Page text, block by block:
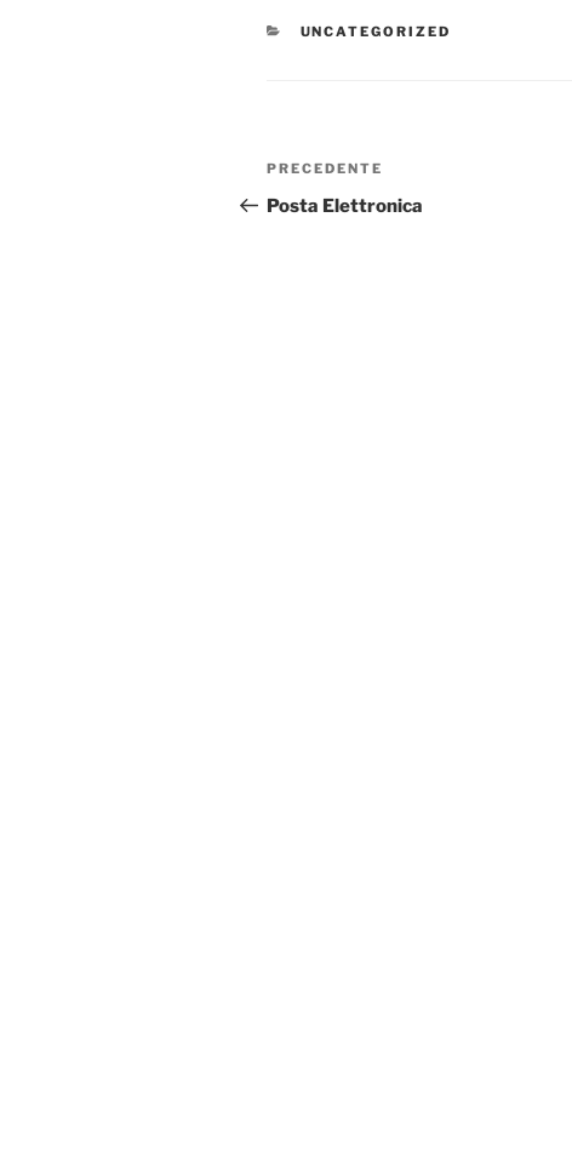
CATEGORIE
UNCATEGORIZED
Navigazione
articoli
Articolo
precedente:
PRECEDENTE
Posta Elettronica